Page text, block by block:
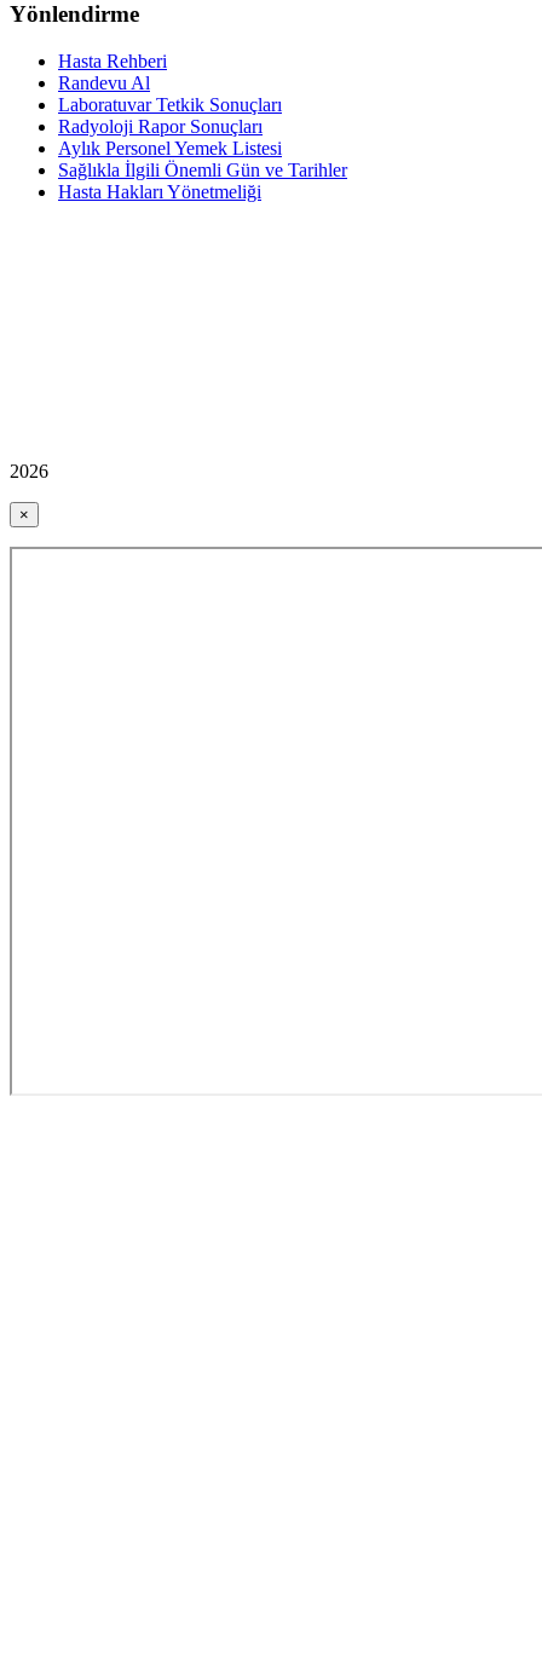
Yönlendirme
Hasta Rehberi
Randevu Al
Laboratuvar Tetkik Sonuçları
Radyoloji Rapor Sonuçları
Aylık Personel Yemek Listesi
Sağlıkla İlgili Önemli Gün ve Tarihler
Hasta Hakları Yönetmeliği
2026
×